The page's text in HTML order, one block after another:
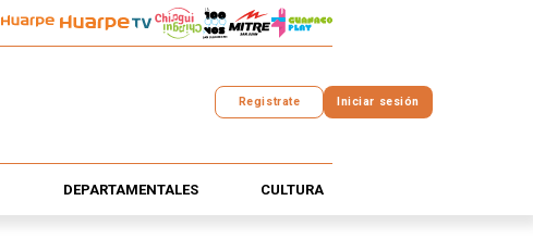
Registrate Iniciar sesión
DEPARTAMENTALES CULTURA